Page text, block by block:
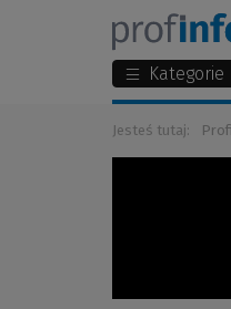
Kategorie
Jesteś tutaj: